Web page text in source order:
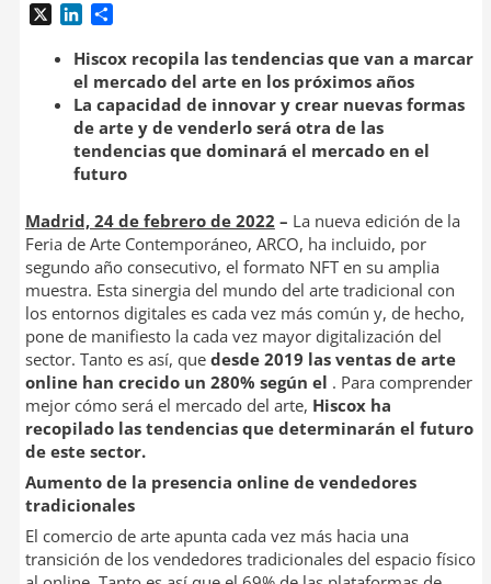
X
L
n
k
e
d
I
n
C
m
p
a
r
t
i
Hiscox recopila las tendencias que van a marcar
el mercado del arte en los próximos años
La capacidad de innovar y crear nuevas formas
de arte y de venderlo será otra de las
tendencias que dominará el mercado en el
futuro
Madrid, 24 de febrero de 2022 – La nueva edición de la
Feria de Arte Contemporáneo, ARCO, ha incluido, por
segundo año consecutivo, el formato NFT en su amplia
muestra. Esta sinergia del mundo del arte tradicional con
los entornos digitales es cada vez más común y, de hecho,
pone de manifiesto la cada vez mayor digitalización del
sector. Tanto es así, que desde 2019 las ventas de arte
online han crecido un 280% según el . Para comprender
mejor cómo será el mercado del arte, Hiscox ha
recopilado las tendencias que determinarán el futuro
de este sector.
Aumento de la presencia online de vendedores
tradicionales
El comercio de arte apunta cada vez más hacia una
transición de los vendedores tradicionales del espacio físico